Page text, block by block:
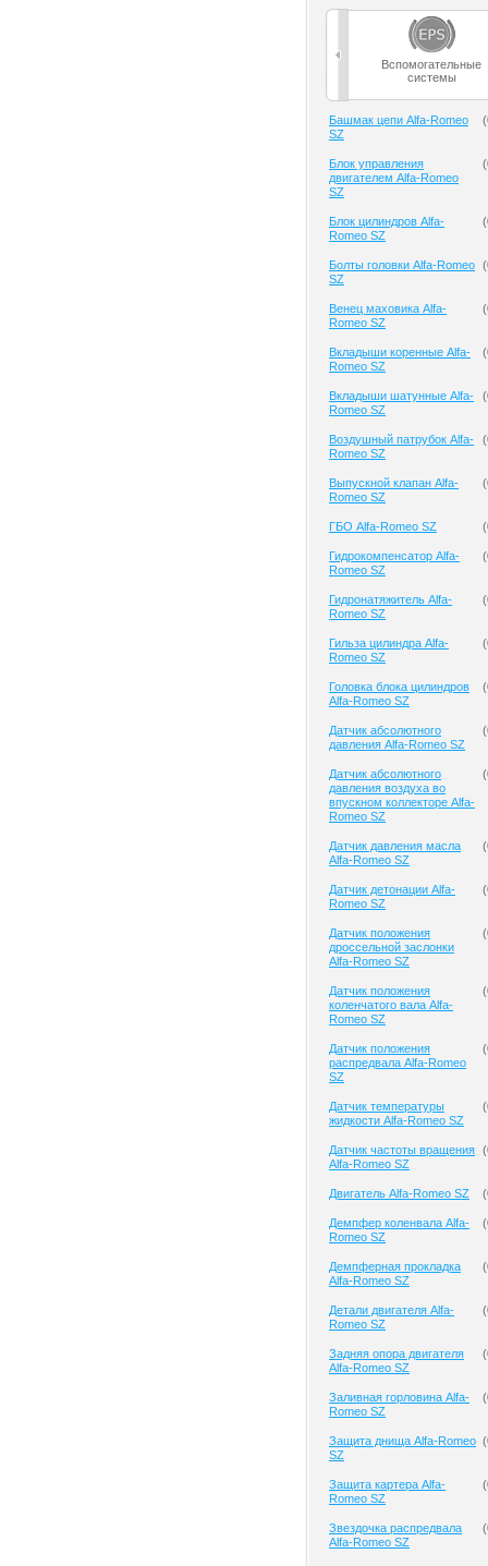
Вспомогательные
системы
Башмак цепи Alfa-Romeo
SZ
(
Блок управления
двигателем Alfa-Romeo
SZ
(
Блок цилиндров Alfa-
Romeo SZ
(
Болты головки Alfa-Romeo
SZ
(
Венец маховика Alfa-
Romeo SZ
(
Вкладыши коренные Alfa-
Romeo SZ
(
Вкладыши шатунные Alfa-
Romeo SZ
(
Воздушный патрубок Alfa-
Romeo SZ
(
Выпускной клапан Alfa-
Romeo SZ
(
ГБО Alfa-Romeo SZ (
Гидрокомпенсатор Alfa-
Romeo SZ
(
Гидронатяжитель Alfa-
Romeo SZ
(
Гильза цилиндра Alfa-
Romeo SZ
(
Головка блока цилиндров
Alfa-Romeo SZ
(
Датчик абсолютного
давления Alfa-Romeo SZ
(
Датчик абсолютного
давления воздуха во
впускном коллекторе Alfa-
Romeo SZ
(
Датчик давления масла
Alfa-Romeo SZ
(
Датчик детонации Alfa-
Romeo SZ
(
Датчик положения
дроссельной заслонки
Alfa-Romeo SZ
(
Датчик положения
коленчатого вала Alfa-
Romeo SZ
(
Датчик положения
распредвала Alfa-Romeo
SZ
(
Датчик температуры
жидкости Alfa-Romeo SZ
(
Датчик частоты вращения
Alfa-Romeo SZ
(
Двигатель Alfa-Romeo SZ (
Демпфер коленвала Alfa-
Romeo SZ
(
Демпферная прокладка
Alfa-Romeo SZ
(
Детали двигателя Alfa-
Romeo SZ
(
Задняя опора двигателя
Alfa-Romeo SZ
(
Заливная горловина Alfa-
Romeo SZ
(
Защита днища Alfa-Romeo
SZ
(
Защита картера Alfa-
Romeo SZ
(
Звездочка распредвала
Alfa-Romeo SZ
(